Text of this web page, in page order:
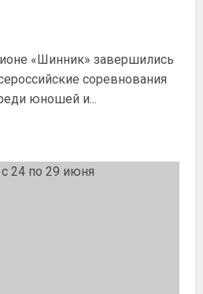
«Шинник» завершились
соревнования
юношей и...